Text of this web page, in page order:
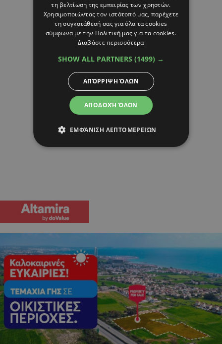
τη βελτίωση της εμπειρίας των χρηστών.
Χρησιμοποιώντας τον ιστότοπό μας, παρέχετε
τη συγκατάθεσή σας για όλα τα cookies
σύμφωνα με την Πολιτική μας για τα cookies.
Διαβάστε περισσότερα
SHOW ALL PARTNERS (1499) →
ΑΠΟΔΟΧΉ ΌΛΩΝ
ΑΠΌΡΡΙΨΗ ΌΛΩΝ
ΕΜΦΆΝΙΣΗ ΛΕΠΤΟΜΕΡΕΙΏΝ